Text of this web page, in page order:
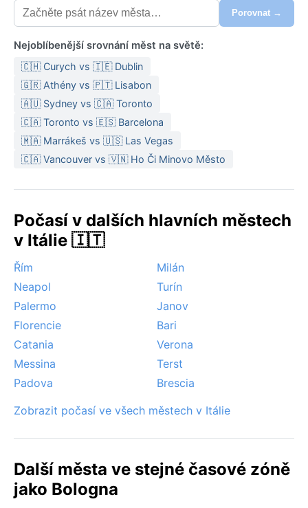
Porovnat →
Nejoblíbenější srovnání měst na světě:
🇨🇭 Curych vs 🇮🇪 Dublin
🇬🇷 Athény vs 🇵🇹 Lisabon
🇦🇺 Sydney vs 🇨🇦 Toronto
🇨🇦 Toronto vs 🇪🇸 Barcelona
🇲🇦 Marrákeš vs 🇺🇸 Las Vegas
🇨🇦 Vancouver vs 🇻🇳 Ho Či Minovo Město
Počasí v dalších hlavních městech
v Itálie 🇮🇹
Řím
Milán
Neapol
Turín
Palermo
Janov
Florencie
Bari
Catania
Verona
Messina
Terst
Padova
Brescia
Zobrazit počasí ve všech městech v Itálie
Další města ve stejné časové zóně
jako Bologna